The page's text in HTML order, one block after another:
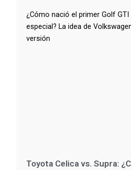
¿Cómo nació el primer Golf
especial? La idea de
versión
Toyota Celica vs. Supra: